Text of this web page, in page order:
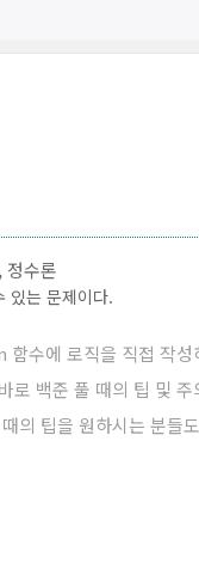
정수론
있는 문제이다.
수에 로직을 직접 작
로 백준 풀 때의 팁 및 주
의 팁을 원하시는 분들